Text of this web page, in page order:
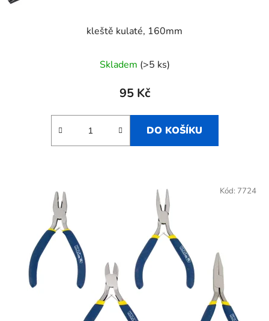
kleště kulaté, 160mm
Skladem (>5 ks)
95 Kč
DO KOŠÍKU
Kód: 7724